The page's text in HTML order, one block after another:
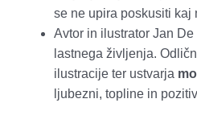
se ne upira poskusiti kaj
Avtor in ilustrator Jan
lastnega življenja.
ilustracije ter ustvarja
ljubezni, topline in